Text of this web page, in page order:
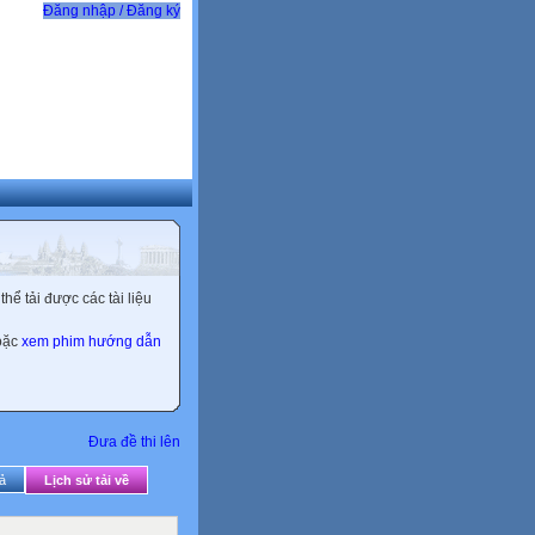
Đăng nhập / Đăng ký
tải được các tài liệu
xem phim hướng dẫn
Đưa đề thi lên
Lịch sử tải về